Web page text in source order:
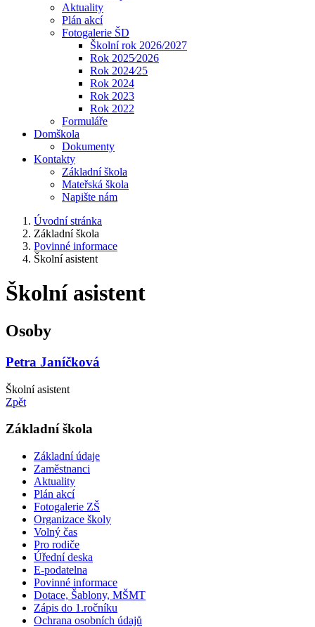
Aktuality
Plán akcí
Fotogalerie ŠD
Školní rok 2026/2027
Rok 2025⁄2026
Rok 2024⁄25
Rok 2024
Rok 2023
Rok 2022
Formuláře
Domškola
Dokumenty
Kontakty
Základní škola
Mateřská škola
Napište nám
Úvodní stránka
Základní škola
Povinné informace
Školní asistent
Školní asistent
Osoby
Petra Janíčková
Školní asistent
Zpět
Základní škola
Základní údaje
Zaměstnanci
Aktuality
Plán akcí
Fotogalerie ZŠ
Organizace školy
Volný čas
Pro rodiče
Úřední deska
E-podatelna
Povinné informace
Dotace, Šablony, MŠMT
Zápis do 1.ročníku
Ochrana osobních údajů